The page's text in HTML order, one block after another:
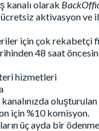
kanalı olarak
aktivasyon ve
için çok rekabetçi
48 saat
hizmetleri
için %10 komisyon.
üç ayda bir